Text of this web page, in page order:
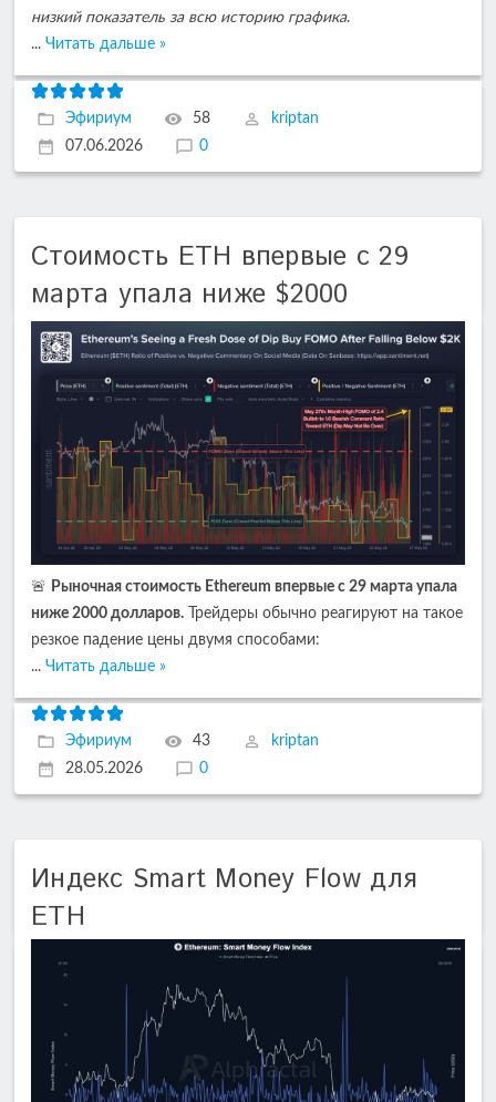
низкий показатель за всю историю графика.
... Читать дальше »
Эфириум 58
kriptan
07.06.2026
0
Cтоимость ETH впервые с 29
марта упала ниже $2000
🚨 Рыночная стоимость Ethereum впервые с 29 марта упала
ниже 2000 долларов. Трейдеры обычно реагируют на такое
резкое падение цены двумя способами:
... Читать дальше »
Эфириум 43
kriptan
28.05.2026
0
Индекс Smart Money Flow для
ETH